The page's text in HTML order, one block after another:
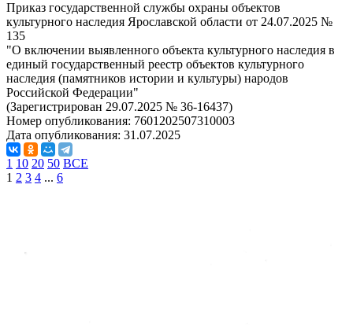
Приказ государственной службы охраны объектов
культурного наследия Ярославской области от 24.07.2025 №
135
"О включении выявленного объекта культурного наследия в
единый государственный реестр объектов культурного
наследия (памятников истории и культуры) народов
Российской Федерации"
(Зарегистрирован 29.07.2025 № 36-16437)
Номер опубликования: 7601202507310003
Дата опубликования: 31.07.2025
1 10 20 50 ВСЕ
1 2 3 4 ... 6